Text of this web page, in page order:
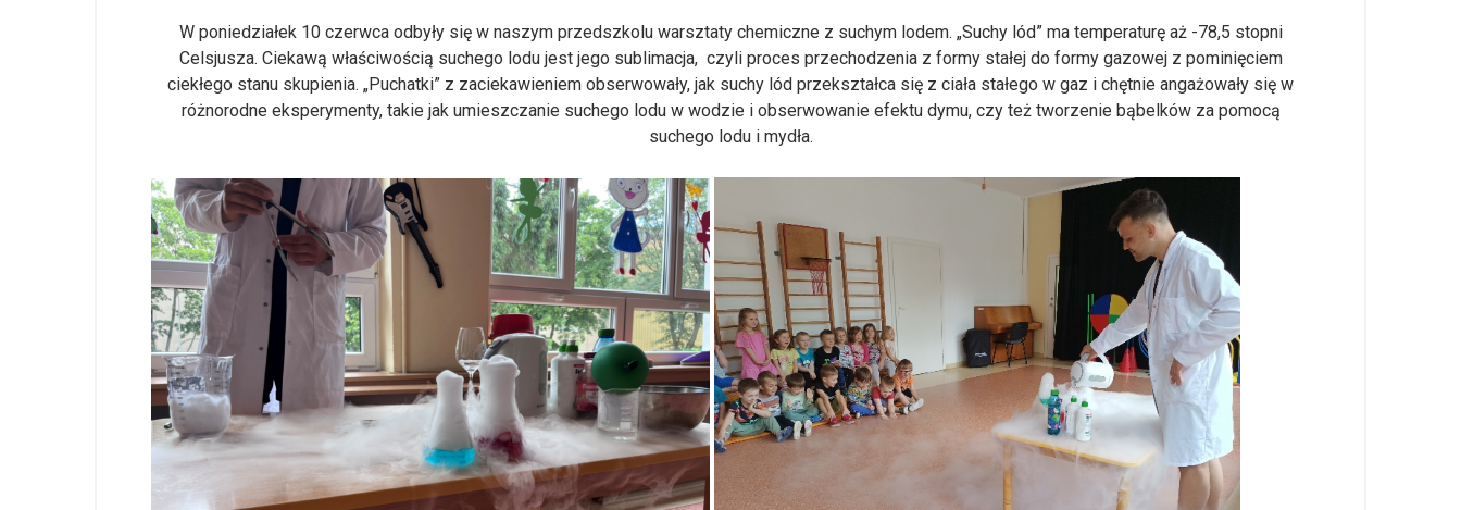
W poniedziałek 10 czerwca odbyły się w naszym przedszkolu warsztaty chemiczne z suchym lodem. „Suchy lód” ma temperaturę aż -78,5 stopni
Celsjusza. Ciekawą właściwością suchego lodu jest jego sublimacja, czyli proces przechodzenia z formy stałej do formy gazowej z pominięciem
ciekłego stanu skupienia. „Puchatki” z zaciekawieniem obserwowały, jak suchy lód przekształca się z ciała stałego w gaz i chętnie angażowały się w
różnorodne eksperymenty, takie jak umieszczanie suchego lodu w wodzie i obserwowanie efektu dymu, czy też tworzenie bąbelków za pomocą
suchego lodu i mydła.